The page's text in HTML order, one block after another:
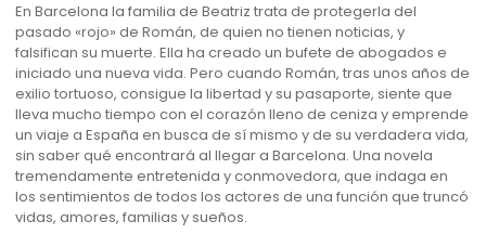
En Barcelona la familia de Beatriz trata de protegerla del
pasado «rojo» de Román, de quien no tienen noticias, y
falsifican su muerte. Ella ha creado un bufete de abogados e
iniciado una nueva vida. Pero cuando Román, tras unos años de
exilio tortuoso, consigue la libertad y su pasaporte, siente que
lleva mucho tiempo con el corazón lleno de ceniza y emprende
un viaje a España en busca de sí mismo y de su verdadera vida,
sin saber qué encontrará al llegar a Barcelona. Una novela
tremendamente entretenida y conmovedora, que indaga en
los sentimientos de todos los actores de una función que truncó
vidas, amores, familias y sueños.